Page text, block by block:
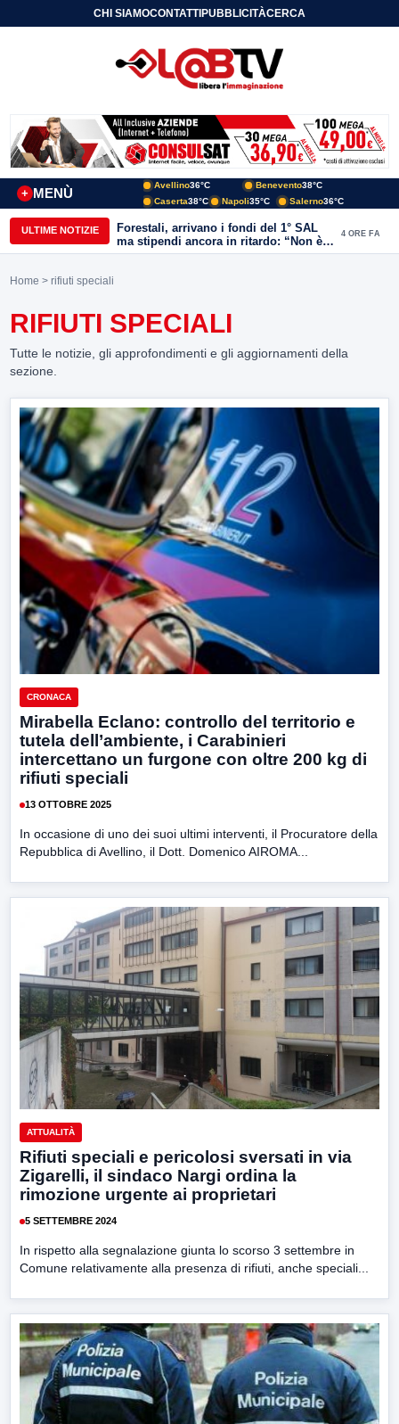
CHI SIAMOCONTATTIPUBBLICITÀCERCA
MENÙ
+
Avellino36°C Benevento38°C
Caserta38°C Napoli35°C Salerno36°C
ULTIME NOTIZIE
Forestali, arrivano i fondi del 1° SAL
ma stipendi ancora in ritardo: “Non è
più sostenibile”
4 ORE FA
Home > rifiuti speciali
RIFIUTI SPECIALI
Tutte le notizie, gli approfondimenti e gli aggiornamenti della
sezione.
CRONACA
Mirabella Eclano: controllo del territorio e
tutela dell’ambiente, i Carabinieri
intercettano un furgone con oltre 200 kg di
rifiuti speciali
13 OTTOBRE 2025
In occasione di uno dei suoi ultimi interventi, il Procuratore della
Repubblica di Avellino, il Dott. Domenico AIROMA...
ATTUALITÀ
Rifiuti speciali e pericolosi sversati in via
Zigarelli, il sindaco Nargi ordina la
rimozione urgente ai proprietari
5 SETTEMBRE 2024
In rispetto alla segnalazione giunta lo scorso 3 settembre in
Comune relativamente alla presenza di rifiuti, anche speciali...